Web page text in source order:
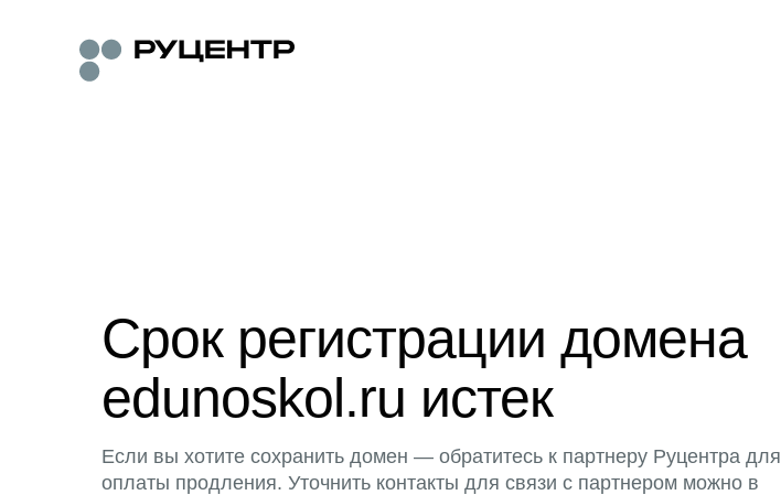
Срок регистрации домена
edunoskol.ru истек
Если вы хотите сохранить домен — обратитесь к партнеру Руцентра для
оплаты продления. Уточнить контакты для связи с партнером можно в